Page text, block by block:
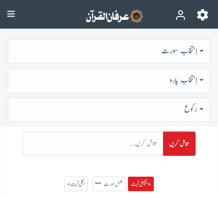
اِنتخاب سورت
اِنتخاب پارہ
رُكوع
تلاش کریں
پچھلی آیت » مکمل سورت « اگلی آیت